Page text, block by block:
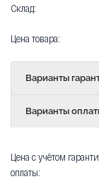
Склад:
Цена товара:
Варианты
Варианты
Цена с учётом
оплаты: